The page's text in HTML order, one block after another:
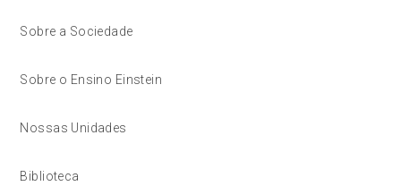
Sobre a Sociedade
Sobre o Ensino Einstein
Nossas Unidades
Biblioteca